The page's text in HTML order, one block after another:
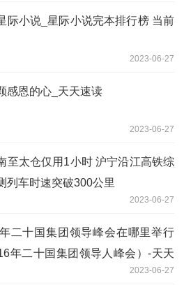
际小说_星际小说完本排行榜 当前
2023-06-27
感恩的心_天天速读
2023-06-27
至太仓仅用1小时 沪宁沿江高铁综
列车时速突破300公里
2023-06-27
二十国集团领导峰会在哪里举行
年二十国集团领导人峰会）-天天
2023-06-27